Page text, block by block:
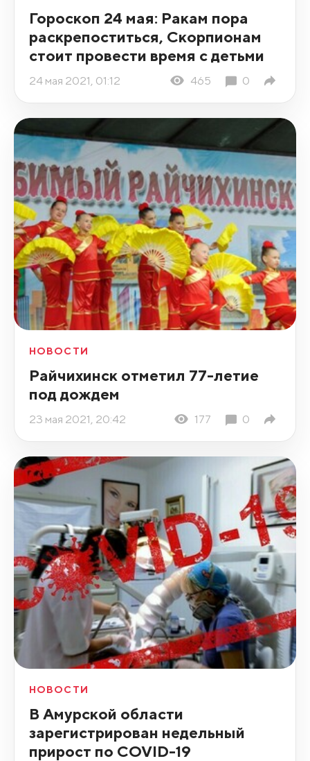
Гороскоп 24 мая: Ракам пора
раскрепоститься, Скорпионам
стоит провести время с детьми
24 мая 2021, 01:12 465 0
НОВОСТИ
Райчихинск отметил 77-летие
под дождем
23 мая 2021, 20:42 177 0
НОВОСТИ
В Амурской области
зарегистрирован недельный
прирост по COVID-19